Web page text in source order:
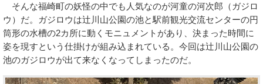
そんな福崎町の妖怪の中でも人気なのが河童の河次郎（ガジロ
ウ）だ。ガジロウは辻川山公園の池と駅前観光交流センターの円
筒形の水槽の2カ所に動くモニュメントがあり、決まった時間に
姿を現すという仕掛けが組み込まれている。今回は辻川山公園の
池のガジロウが出て来なくなってしまったのだ。